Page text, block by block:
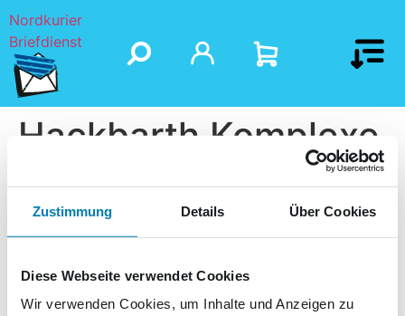
Zustimmung Details Über Cookies
Diese Webseite verwendet Cookies
Wir verwenden Cookies, um Inhalte und Anzeigen zu
Nordkurier
Briefdienst
Hackbarth Komplexe
Haustechnik GmbH